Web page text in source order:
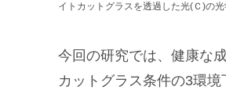
イトカットグラスを透過した光(Ｃ)の光
今回の研究では、健康な
カットグラス条件の3環